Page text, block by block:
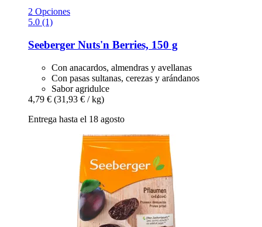
2 Opciones
5.0 (1)
Seeberger Nuts'n Berries, 150 g
Con anacardos, almendras y avellanas
Con pasas sultanas, cerezas y arándanos
Sabor agridulce
4,79 € (31,93 € / kg)
Entrega hasta el 18 agosto